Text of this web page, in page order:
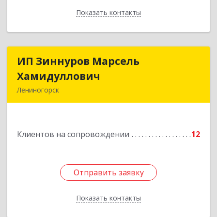
Показать контакты
Назад
ИП Зиннуров Марсель
Хамидуллович
Лениногорск
Клиентов на сопровождении 12
Отправить заявку
Показать контакты
ИП Зиннуров Марсель
Подробнее
Отправить заявку
Назад